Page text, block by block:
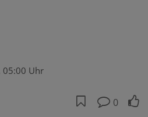
05:00 Uhr
0